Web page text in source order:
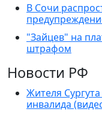
В Сочи
"Зайцев" на
штрафом
Новости РФ
Жителя
инвалида